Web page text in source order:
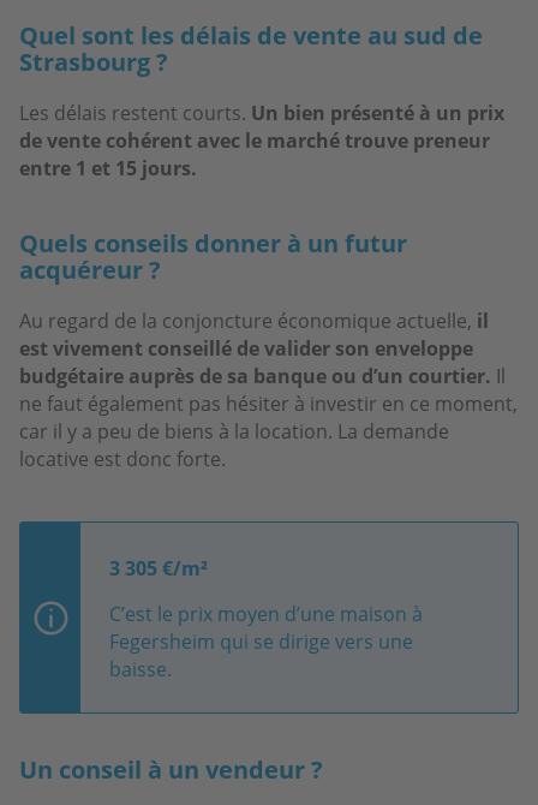
Quel sont les délais de vente au sud de
Strasbourg ?
Les délais restent courts. Un bien présenté à un prix
de vente cohérent avec le marché trouve preneur
entre 1 et 15 jours.
Quels conseils donner à un futur
acquéreur ?
Au regard de la conjoncture économique actuelle, il
est vivement conseillé de valider son enveloppe
budgétaire auprès de sa banque ou d’un courtier. Il
ne faut également pas hésiter à investir en ce moment,
car il y a peu de biens à la location. La demande
locative est donc forte.
3 305 €/m²
C’est le prix moyen d’une maison à
Fegersheim qui se dirige vers une
baisse.
Un conseil à un vendeur ?